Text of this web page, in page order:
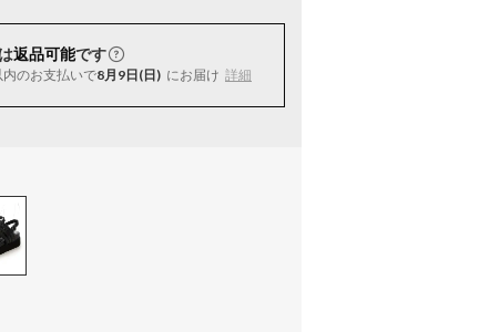
返品可能です
内のお支払いで8月9日(日) にお届け 詳細